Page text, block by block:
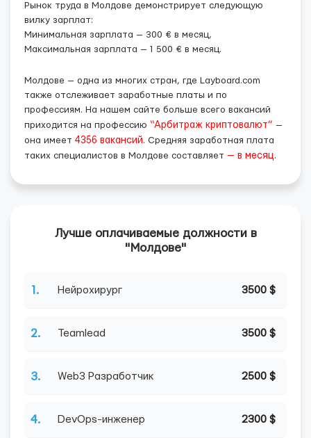
Рынок труда в Молдове демонстрирует следующую
вилку зарплат:
Минимальная зарплата — 300 € в месяц,
Максимальная зарплата — 1 500 € в месяц.
Молдове — одна из многих стран, где Layboard.com
также отслеживает заработные платы и по
профессиям. На нашем сайте больше всего вакансий
приходится на профессию “Арбитраж криптовалют” —
она имеет 4356 вакансий. Средняя заработная плата
таких специалистов в Молдове составляет — в месяц.
Лучше оплачиваемые должности в
"Молдове"
1. Нейрохирург 3500 $
2. Teamlead 3500 $
3. Web3 Разработчик 2500 $
4. DevOps-инженер 2300 $